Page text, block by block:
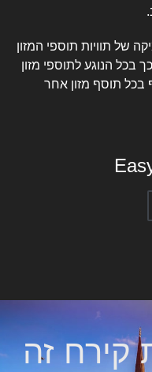
של תוויות תוספי המזון
הנוגע לתוספי מזון
בכל תוסף מזון אחר